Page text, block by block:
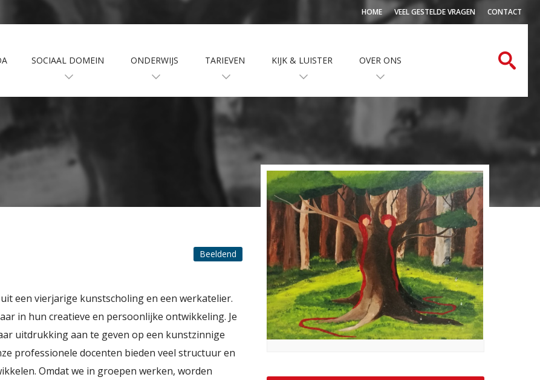
HOME VEEL GESTELDE VRAGEN CONTACT
SOCIAAL DOMEIN ONDERWIJS TARIEVEN KIJK & LUISTER OVER ONS
Beeldend
een vierjarige kunstscholing en een werkatelier.
in hun creatieve en persoonlijke ontwikkeling. Je
uitdrukking aan te geven op een kunstzinnige
professionele docenten bieden veel structuur en
Omdat we in groepen werken, worden